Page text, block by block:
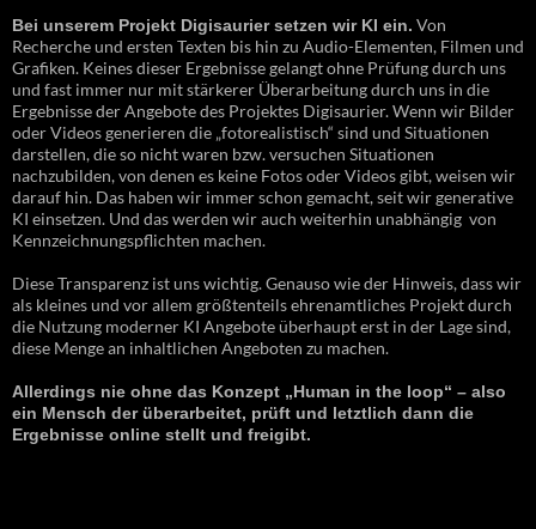
Bei unserem Projekt Digisaurier setzen wir KI ein. Von
Recherche und ersten Texten bis hin zu Audio-Elementen, Filmen und
Grafiken. Keines dieser Ergebnisse gelangt ohne Prüfung durch uns
und fast immer nur mit stärkerer Überarbeitung durch uns in die
Ergebnisse der Angebote des Projektes Digisaurier. Wenn wir Bilder
oder Videos generieren die „fotorealistisch“ sind und Situationen
darstellen, die so nicht waren bzw. versuchen Situationen
nachzubilden, von denen es keine Fotos oder Videos gibt, weisen wir
darauf hin. Das haben wir immer schon gemacht, seit wir generative
KI einsetzen. Und das werden wir auch weiterhin unabhängig von
Kennzeichnungspflichten machen.
Diese Transparenz ist uns wichtig. Genauso wie der Hinweis, dass wir
als kleines und vor allem größtenteils ehrenamtliches Projekt durch
die Nutzung moderner KI Angebote überhaupt erst in der Lage sind,
diese Menge an inhaltlichen Angeboten zu machen.
Allerdings nie ohne das Konzept „Human in the loop“ – also
ein Mensch der überarbeitet, prüft und letztlich dann die
Ergebnisse online stellt und freigibt.